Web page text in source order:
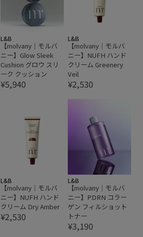
L&B
【molvany｜モルバ
ニー】Glow Sleek
Cushion グロウ スリ
ーク クッション
¥5,940
L&B
【molvany｜モルバ
ニー】NUFH ハンド
クリーム Greenery
Veil
¥2,530
L&B
【molvany｜モルバ
ニー】NUFH ハンド
クリーム Dry Amber
¥2,530
L&B
【molvany｜モルバ
ニー】PDRN コラー
ゲン フィルショット
トナー
¥3,190